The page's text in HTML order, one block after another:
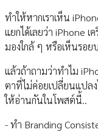
ทำให้หากเราเห็น
แยกได้เลยว่า iPhone
มองใกล้ ๆ หรือเห็นรอ
แล้วถ้าถามว่าทำไม
ตาที่ไม่ค่อยเปลี่ยนแปล
ให้อ่านกันในโพสต์นี้..
- ทำ Branding